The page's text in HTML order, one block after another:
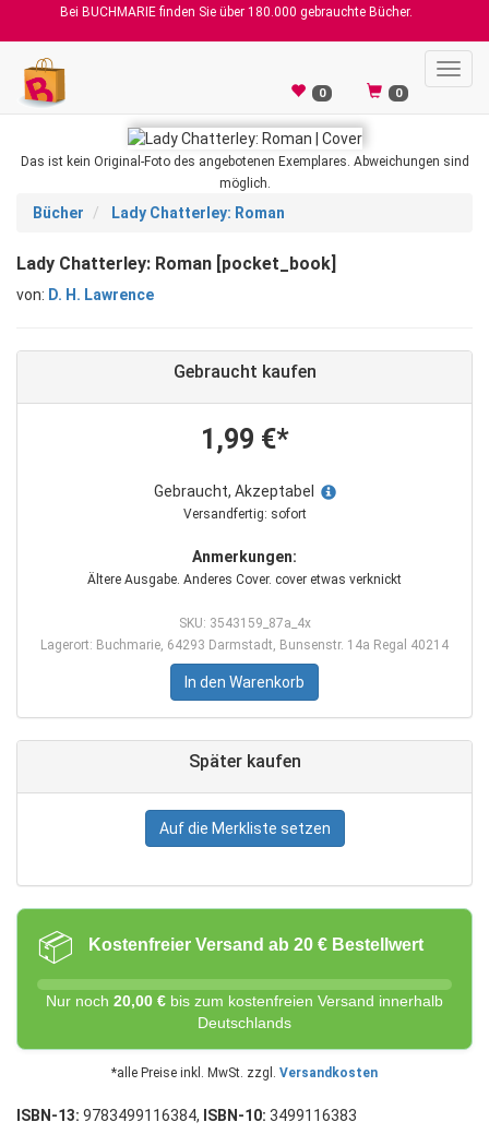
Bei BUCHMARIE finden Sie über 180.000 gebrauchte Bücher.
0 0
Das ist kein Original-Foto des angebotenen Exemplares. Abweichungen sind
möglich.
Bücher Lady Chatterley: Roman
Lady Chatterley: Roman [pocket_book]
von: D. H. Lawrence
Gebraucht kaufen
1,99 €*
Gebraucht, Akzeptabel
Versandfertig: sofort
Anmerkungen:
Ältere Ausgabe. Anderes Cover. cover etwas verknickt
SKU: 3543159_87a_4x
Lagerort: Buchmarie, 64293 Darmstadt, Bunsenstr. 14a Regal 40214
In den Warenkorb
Später kaufen
Auf die Merkliste setzen
📦 Kostenfreier Versand ab 20 € Bestellwert
Nur noch 20,00 € bis zum kostenfreien Versand innerhalb
Deutschlands
*alle Preise inkl. MwSt. zzgl. Versandkosten
ISBN-13: 9783499116384, ISBN-10: 3499116383